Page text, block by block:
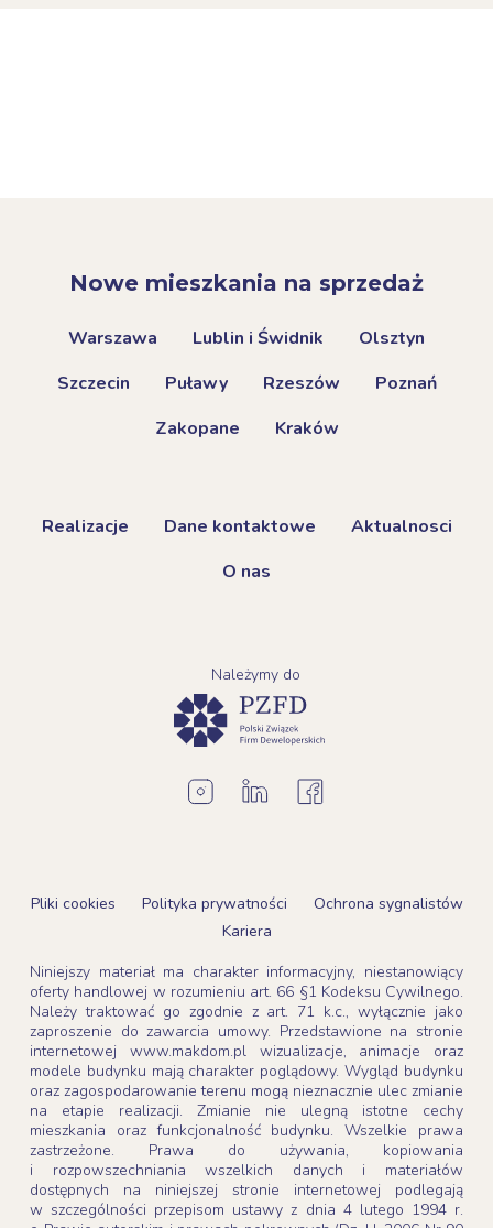
Nowe mieszkania na sprzedaż
Warszawa Lublin i Świdnik
Olsztyn
Szczecin
Puławy Rzeszów
Poznań
Zakopane
Kraków
Realizacje Dane kontaktowe
Aktualnosci
O nas
Należymy do
Pliki cookies Polityka prywatności
Ochrona sygnalistów
Kariera
Niniejszy materiał ma charakter informacyjny, niestanowiący
oferty handlowej w rozumieniu art. 66 §1 Kodeksu Cywilnego.
Należy traktować go zgodnie z art. 71 k.c., wyłącznie jako
zaproszenie do zawarcia umowy. Przedstawione na stronie
internetowej www.makdom.pl wizualizacje, animacje oraz
modele budynku mają charakter poglądowy. Wygląd budynku
oraz zagospodarowanie terenu mogą nieznacznie ulec zmianie
na etapie realizacji. Zmianie nie ulegną istotne cechy
mieszkania oraz funkcjonalność budynku. Wszelkie prawa
zastrzeżone. Prawa do używania, kopiowania
i rozpowszechniania wszelkich danych i materiałów
dostępnych na niniejszej stronie internetowej podlegają
w szczególności przepisom ustawy z dnia 4 lutego 1994 r.